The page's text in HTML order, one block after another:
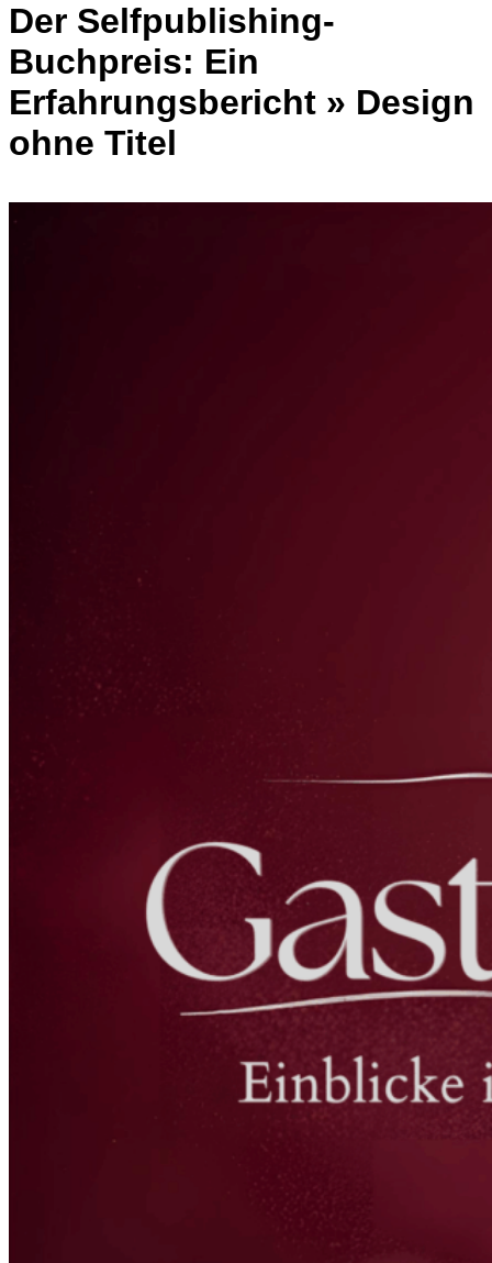
Der Selfpublishing-
Buchpreis: Ein
Erfahrungsbericht » Design
ohne Titel